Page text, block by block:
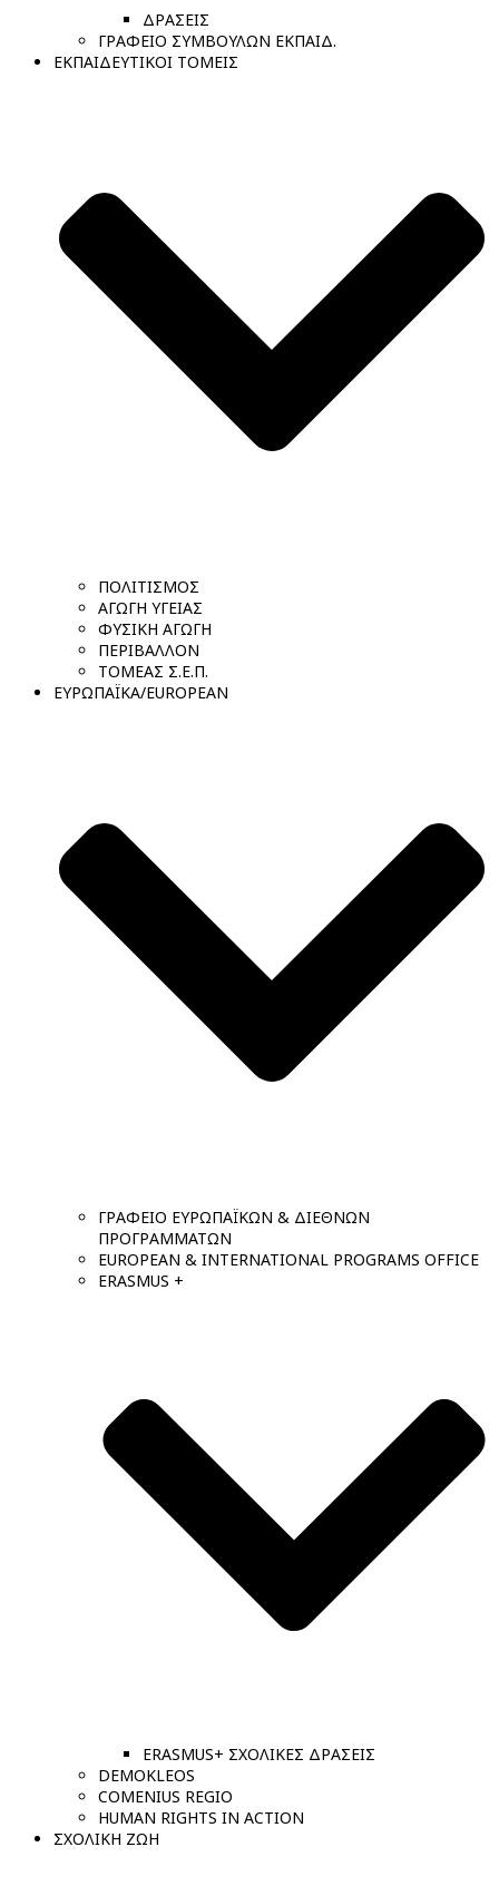
ΔΡΑΣΕΙΣ
ΓΡΑΦΕΙΟ ΣΥΜΒΟΥΛΩΝ ΕΚΠΑΙΔ.
ΕΚΠΑΙΔΕΥΤΙΚΟΙ ΤΟΜΕΙΣ
ΠΟΛΙΤΙΣΜΟΣ
ΑΓΩΓΗ ΥΓΕΙΑΣ
ΦΥΣΙΚΗ ΑΓΩΓΗ
ΠΕΡΙΒΑΛΛΟΝ
ΤΟΜΕΑΣ Σ.Ε.Π.
ΕΥΡΩΠΑΪΚΑ/EUROPEAN
ΓΡΑΦΕΙΟ ΕΥΡΩΠΑΪΚΩΝ & ΔΙΕΘΝΩΝ
ΠΡΟΓΡΑΜΜΑΤΩΝ
EUROPEAN & INTERNATIONAL PROGRAMS OFFICE
ERASMUS +
ERASMUS+ ΣΧΟΛΙΚΕΣ ΔΡΑΣΕΙΣ
DEMOKLEOS
COMENIUS REGIO
HUMAN RIGHTS IN ACTION
ΣΧΟΛΙΚΗ ΖΩΗ